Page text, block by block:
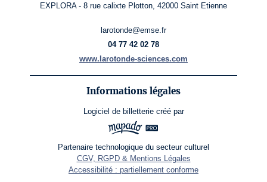
EXPLORA - 8 rue calixte Plotton, 42000 Saint Etienne
larotonde@emse.fr
04 77 42 02 78
www.larotonde-sciences.com
Informations légales
Logiciel de billetterie créé par
Partenaire technologique du secteur culturel
CGV, RGPD & Mentions Légales
Accessibilité : partiellement conforme